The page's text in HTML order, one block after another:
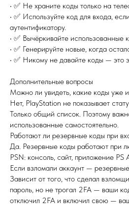
• ✅ Не храните коды только на
• ✅ Используйте код для входа,
аутентификатору.
• ✅ Вычёркивайте использованные
• ✅ Генерируйте новые, когда
• ✅ Никому не давайте коды — это
Дополнительные вопросы
Можно ли увидеть, какие коды уже
Нет, PlayStation не показывает
Только общий список. Поэтому
использованные самостоятельно.
Работают ли резервные коды при
Да. Резервные коды работают при
PSN: консоль, сайт, приложение PS
Если взломали аккаунт —
Зависит от того, что сделал
пароль, но не трогал 2FA — ваши
отключил 2FA и включил свою —